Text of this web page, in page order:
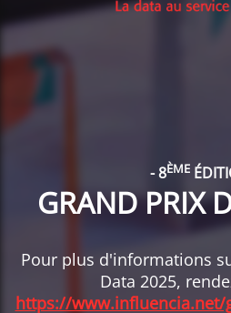
- 8ÈME
GRAND PRIX
Pour plus d'informations
Data 2025,
https://www.influencia.net/